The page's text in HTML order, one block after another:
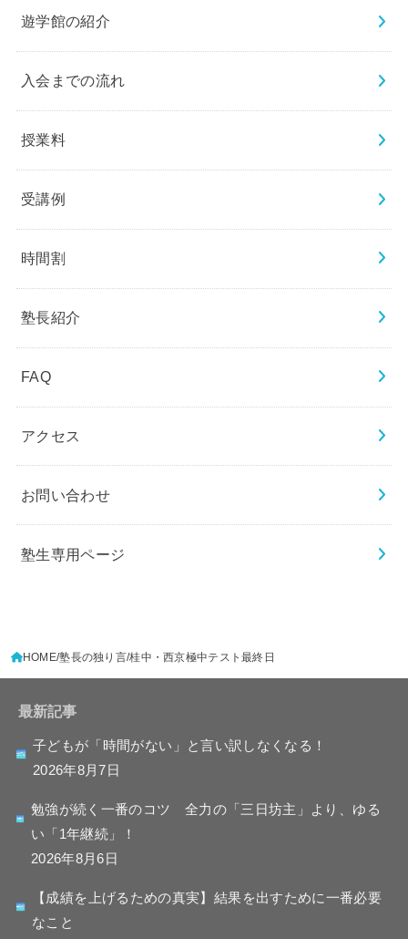
遊学館の紹介
入会までの流れ
授業料
受講例
時間割
塾長紹介
FAQ
アクセス
お問い合わせ
塾生専用ページ
HOME 塾長の独り言 桂中・西京極中テスト最終日
最新記事
子どもが「時間がない」と言い訳しなくなる！
2026年8月7日
勉強が続く一番のコツ 全力の「三日坊主」より、ゆる
い「1年継続」！
2026年8月6日
【成績を上げるための真実】結果を出すために一番必要
なこと